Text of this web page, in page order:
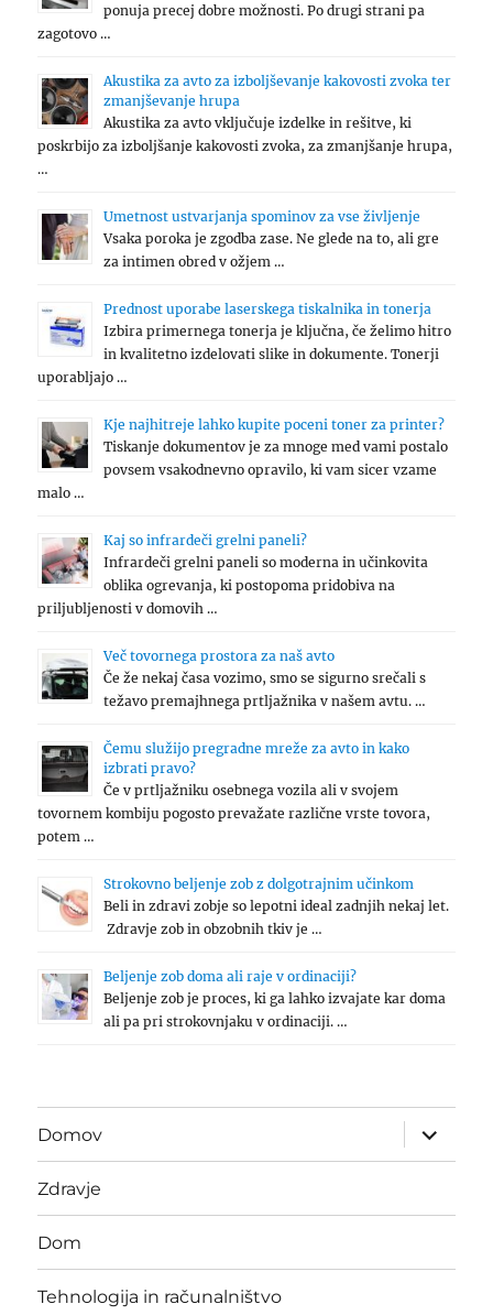
ponuja precej dobre možnosti. Po drugi strani pa
zagotovo …
Akustika za avto za izboljševanje kakovosti zvoka ter
zmanjševanje hrupa
Akustika za avto vključuje izdelke in rešitve, ki
poskrbijo za izboljšanje kakovosti zvoka, za zmanjšanje hrupa,
…
Umetnost ustvarjanja spominov za vse življenje
Vsaka poroka je zgodba zase. Ne glede na to, ali gre
za intimen obred v ožjem …
Prednost uporabe laserskega tiskalnika in tonerja
Izbira primernega tonerja je ključna, če želimo hitro
in kvalitetno izdelovati slike in dokumente. Tonerji
uporabljajo …
Kje najhitreje lahko kupite poceni toner za printer?
Tiskanje dokumentov je za mnoge med vami postalo
povsem vsakodnevno opravilo, ki vam sicer vzame
malo …
Kaj so infrardeči grelni paneli?
Infrardeči grelni paneli so moderna in učinkovita
oblika ogrevanja, ki postopoma pridobiva na
priljubljenosti v domovih …
Več tovornega prostora za naš avto
Če že nekaj časa vozimo, smo se sigurno srečali s
težavo premajhnega prtljažnika v našem avtu. …
Čemu služijo pregradne mreže za avto in kako
izbrati pravo?
Če v prtljažniku osebnega vozila ali v svojem
tovornem kombiju pogosto prevažate različne vrste tovora,
potem …
Strokovno beljenje zob z dolgotrajnim učinkom
Beli in zdravi zobje so lepotni ideal zadnjih nekaj let.
Zdravje zob in obzobnih tkiv je …
Beljenje zob doma ali raje v ordinaciji?
Beljenje zob je proces, ki ga lahko izvajate kar doma
ali pa pri strokovnjaku v ordinaciji. …
Domov
expand
child
menu
Zdravje
Dom
Tehnologija in računalništvo